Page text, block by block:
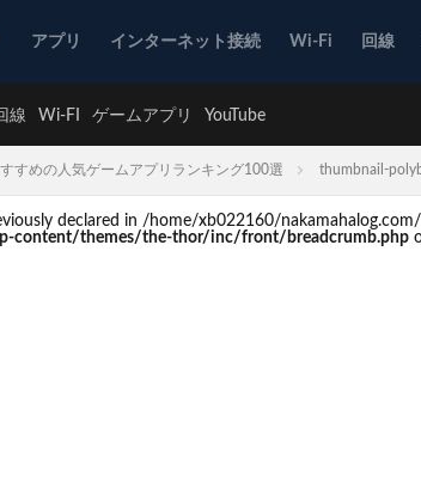
アプリ インターネット接続 Wi-Fi 回線
線 Wi-FI ゲームアプリ YouTube
すめの人気ゲームアプリランキング100選 thumbnail-
declared in /home/xb022160/
content/themes/the-thor/inc/front/breadcrumb.php